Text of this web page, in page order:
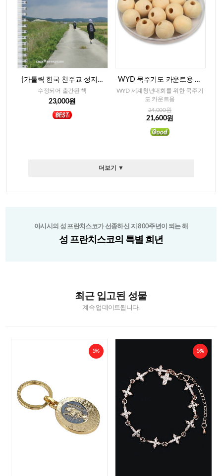
†가톨릭 한국 천주교 성지순
례(개정중보판)
수정되어 출간된 책
23,000원
WYD 묵주기도 카운트용 베
이지색 나무알-15mm(300개)
WYD 세계청년대회를 위한 묵주기
도 카운트용
24,000원
21,600원
더보기 ▼
아시시의 성 프란치스코가 선종하신 지 800주년이 되는 해
성 프란치스코의 특별 희년
최근 입고된 성물
계속 업데이트됩니다.
5% 5%